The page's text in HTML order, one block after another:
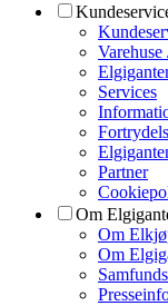
Services
Partner
Om
Om
Om